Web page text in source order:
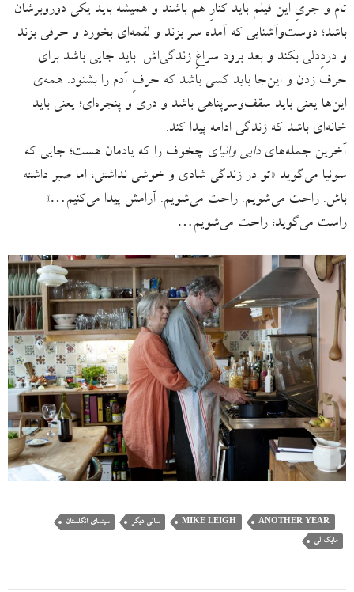
تام و جریِ این فیلم باید کنارِ هم باشند و همیشه باید یکی دوروبرشان
باشد؛ دوست‌وآشنایی که آمده سر بزند و لقمه‌ای بخورد و حرفی بزند
و دردِدلی بکند و بعد برود سراغِ زندگی‌اش. باید جایی باشد برای
حرف‌ زدن و این‌جا باید کسی باشد که حرفِ آدم را بشنود. همه‌ی
این‌ها یعنی باید سقف‌وسرپناهی باشد و دری و پنجره‌ای؛ یعنی باید
خانه‌ای باشد که زندگی ادامه پیدا کند.
آخرین جمله‌هایدایی وانیای چخوف را که یادمان هست؛ جایی ‌که
سونیا می‌گوید «تو در زندگی شادی و خوشی نداشتی، اما صبر داشته
باش. راحت می‌شویم. راحت می‌شویم. آرامش پیدا می‌کنیم…»
راست می‌گوید؛ راحت می‌شویم…
ANOTHER YEAR
MIKE LEIGH سالی دیگر سینمای انگلستان
مایک لی